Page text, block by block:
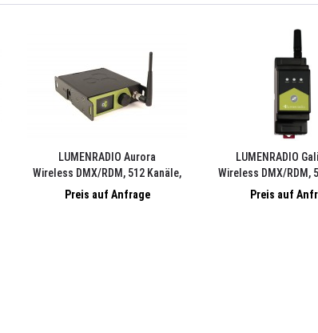
LUMENRADIO Aurora
Wireless DMX/RDM, 512 Kanäle,
Sender/Empfänger, Bluetooth, WiFi,
Preis auf Anfrage
LUMENRADIO
Wireless DMX/RDM,
Sender, Bluetooth,
Preis auf